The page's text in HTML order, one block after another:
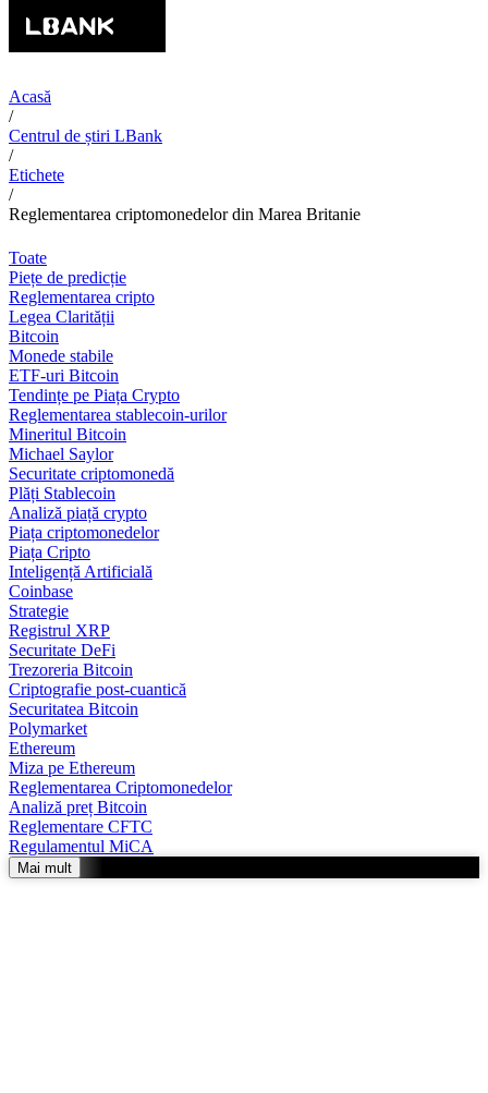
Acasă
/
Centrul de știri LBank
/
Etichete
/
Reglementarea criptomonedelor din Marea Britanie
Toate
Piețe de predicție
Reglementarea cripto
Legea Clarității
Bitcoin
Monede stabile
ETF-uri Bitcoin
Tendințe pe Piața Crypto
Reglementarea stablecoin-urilor
Mineritul Bitcoin
Michael Saylor
Securitate criptomonedă
Plăți Stablecoin
Analiză piață crypto
Piața criptomonedelor
Piața Cripto
Inteligență Artificială
Coinbase
Strategie
Registrul XRP
Securitate DeFi
Trezoreria Bitcoin
Criptografie post-cuantică
Securitatea Bitcoin
Polymarket
Ethereum
Miza pe Ethereum
Reglementarea Criptomonedelor
Analiză preț Bitcoin
Reglementare CFTC
Regulamentul MiCA
Mai mult